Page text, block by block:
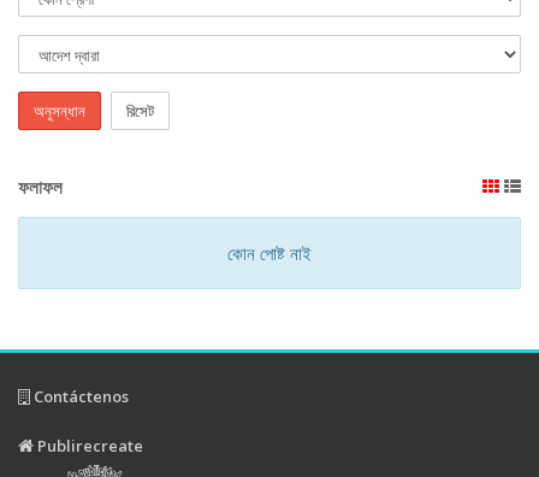
অনুসন্ধান রিসেট
ফলাফল
কোন পোষ্ট নাই
Contáctenos
Publirecreate